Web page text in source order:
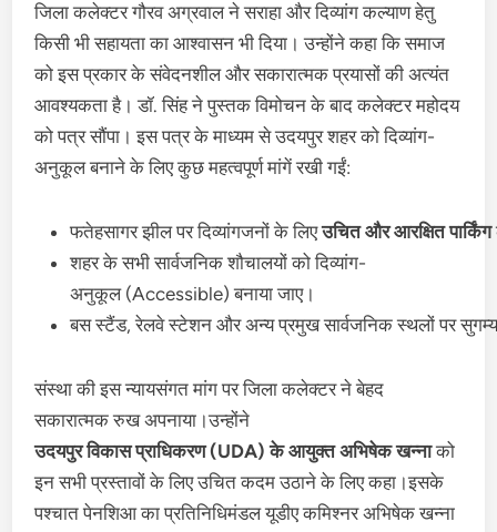
जिला कलेक्टर गौरव अग्रवाल ने सराहा और दिव्यांग कल्याण हेतु
किसी भी सहायता का आश्वासन भी दिया। उन्होंने कहा कि समाज
को इस प्रकार के संवेदनशील और सकारात्मक प्रयासों की अत्यंत
आवश्यकता है। डॉ. सिंह ने पुस्तक विमोचन के बाद कलेक्टर महोदय
को पत्र सौंपा। इस पत्र के माध्यम से उदयपुर शहर को दिव्यांग-
अनुकूल बनाने के लिए कुछ महत्वपूर्ण मांगें रखी गईं:
फतेहसागर झील पर दिव्यांगजनों के लिएउचित और आरक्षित पार्किंग
शहर के सभी सार्वजनिक शौचालयों को दिव्यांग-
अनुकूल (Accessible) बनाया जाए।
बस स्टैंड, रेलवे स्टेशन और अन्य प्रमुख सार्वजनिक स्थलों पर
संस्था की इस न्यायसंगत मांग पर जिला कलेक्टर ने बेहद
सकारात्मक रुख अपनाया।उन्होंने
उदयपुर विकास प्राधिकरण(UDA)के आयुक्त अभिषेक खन्नाको
इन सभी प्रस्तावों के लिए उचित कदम उठाने के लिए कहा।इसके
पश्चात पेनशिआ का प्रतिनिधिमंडल यूडीए कमिश्नर अभिषेक खन्ना